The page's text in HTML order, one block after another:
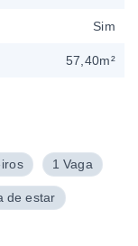
1 Vaga
de estar
Sim
57,40m²